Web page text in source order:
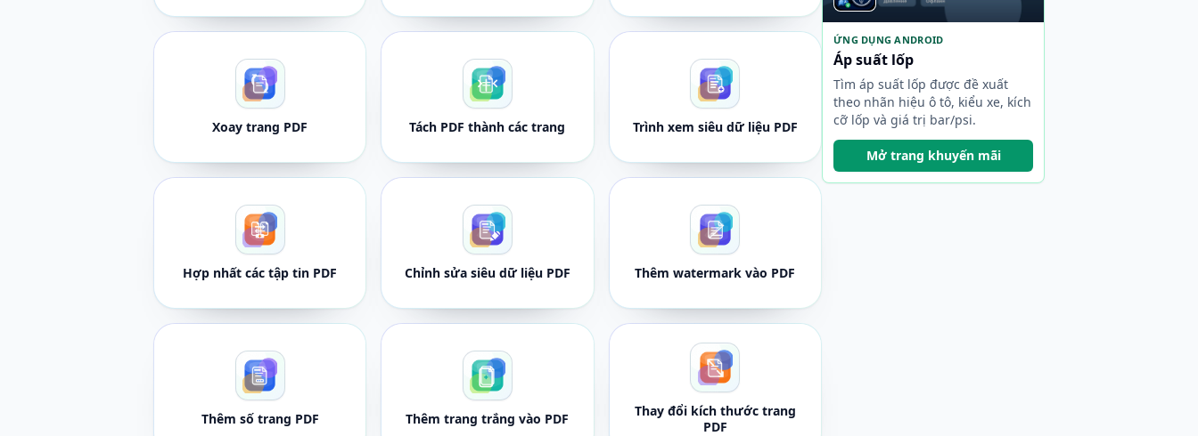
Xoay trang PDF Tách PDF thành các trang Trình xem siêu dữ liệu PDF
Hợp nhất các tập tin PDF Chỉnh sửa siêu dữ liệu PDF Thêm watermark vào PDF
Thêm số trang PDF Thêm trang trắng vào PDF
Thay đổi kích thước trang
PDF
ỨNG DỤNG ANDROID
Áp suất lốp
Tìm áp suất lốp được đề xuất
theo nhãn hiệu ô tô, kiểu xe, kích
cỡ lốp và giá trị bar/psi.
Mở trang khuyến mãi